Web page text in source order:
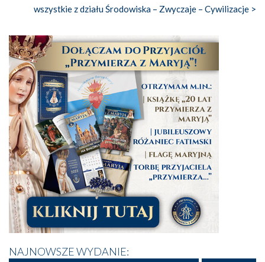
wszystkie z działu Środowiska – Zwyczaje – Cywilizacje >
NAJNOWSZE WYDANIE: